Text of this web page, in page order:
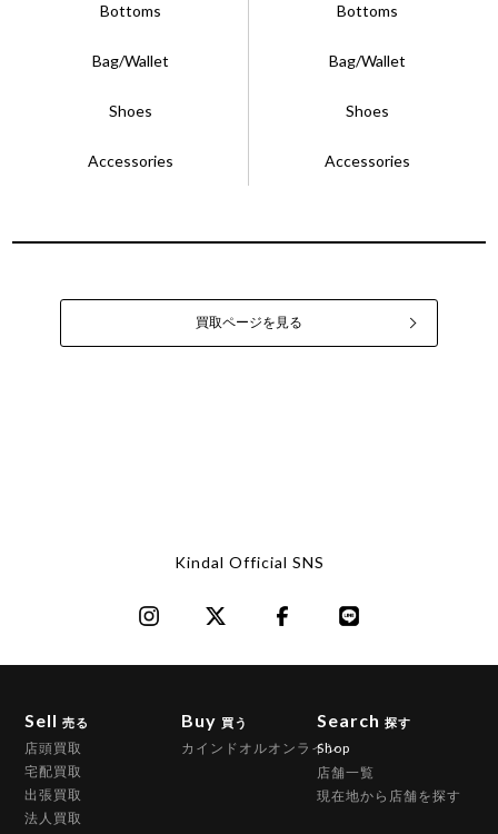
Bottoms
Bag/Wallet
Shoes
Accessories
Bottoms
Bag/Wallet
Shoes
Accessories
買取ページを見る
Kindal Official SNS
Sell売る
店頭買取
宅配買取
出張買取
法人買取
Buy 買う
カインドオルオンライン
Search 探す
Shop
店舗一覧
現在地から店舗を探す